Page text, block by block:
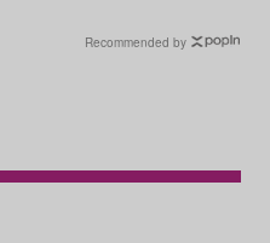
Recommended by